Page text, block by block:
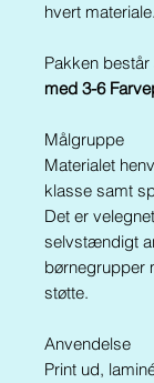
hvert materiale.
Pakken består
med 3-6
Målgruppe
Materialet
klasse samt
Det er
selvstændigt
børnegrupper
støtte.
Anvendelse
Print ud,